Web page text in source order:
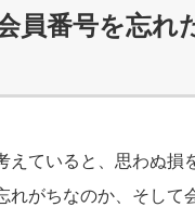
員番号を忘れ
えていると、思わぬ
れがちなのか、そして